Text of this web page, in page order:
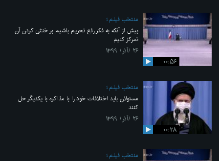
۰۰:۵۶
منتخب فیلم
بیش از آنکه به فکر رفع تحریم باشیم بر خنثی کردن آن
تمرکز کنیم
۲۶ /آذر/ ۱۳۹۹
۰۰:۲۸
منتخب فیلم
مسئولان باید اختلافات خود را با مذاکره با یکدیگر حل
کنند
۲۶ /آذر/ ۱۳۹۹
منتخب فیلم